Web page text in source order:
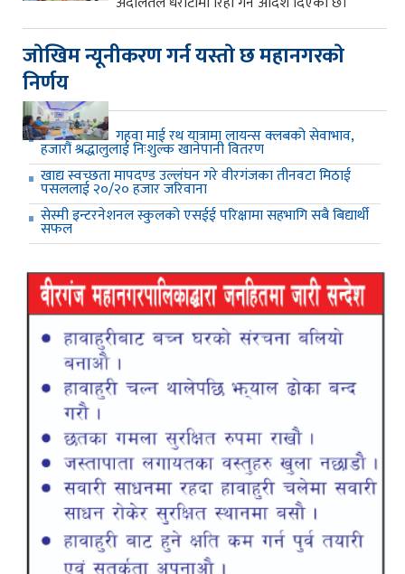
जाेखिम न्यूनीकरण गर्न यस्ताे छ महानगरकाे
निर्णय
गहवा माई रथ यात्रामा लायन्स क्लबको सेवाभाव,
हजारौं श्रद्धालुलाई निःशुल्क खानेपानी वितरण
खाद्य स्वच्छता मापदण्ड उल्लंघन गरे वीरगंजका तीनवटा मिठाई
पसललाई २०/२० हजार जरिवाना
सेस्मी इन्टरनेशनल स्कुलको एसईई परिक्षामा सहभागि सबै बिद्यार्थी
सफल